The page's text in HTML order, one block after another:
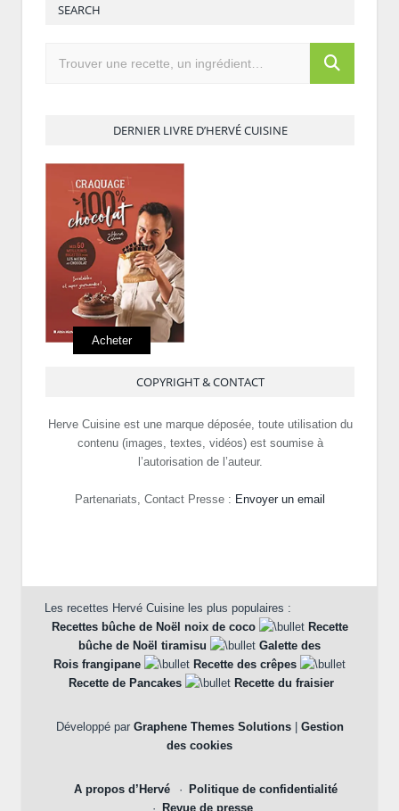
SEARCH
DERNIER LIVRE D’HERVÉ CUISINE
Acheter
COPYRIGHT & CONTACT
Herve Cuisine est une marque déposée, toute utilisation du
contenu (images, textes, vidéos) est soumise à
l’autorisation de l’auteur.
Partenariats, Contact Presse : Envoyer un email
Les recettes Hervé Cuisine les plus populaires :
Recettes bûche de Noël noix de coco
Recette
bûche de Noël tiramisu
Galette des
Rois frangipane
Recette des crêpes
Recette de Pancakes
Recette du fraisier
Développé par Graphene Themes Solutions| Gestion
des cookies
A propos d’Hervé
Politique de confidentialité
Revue de presse